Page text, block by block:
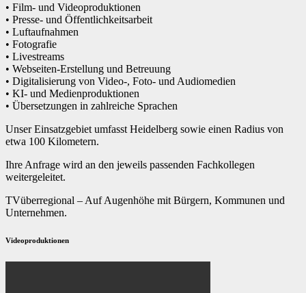
• Film- und Videoproduktionen
• Presse- und Öffentlichkeitsarbeit
• Luftaufnahmen
• Fotografie
• Livestreams
• Webseiten-Erstellung und Betreuung
• Digitalisierung von Video-, Foto- und Audiomedien
• KI- und Medienproduktionen
• Übersetzungen in zahlreiche Sprachen
Unser Einsatzgebiet umfasst Heidelberg sowie einen Radius von
etwa 100 Kilometern.
Ihre Anfrage wird an den jeweils passenden Fachkollegen
weitergeleitet.
TVüberregional – Auf Augenhöhe mit Bürgern, Kommunen und
Unternehmen.
Videoproduktionen